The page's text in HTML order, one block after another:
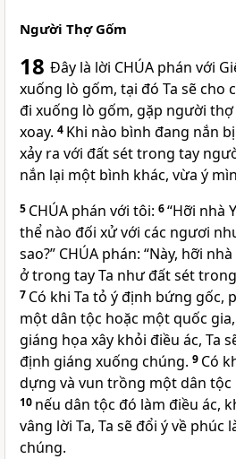
Người Thợ Gốm
18 Đây là lời CHÚA phán với
xuống lò gốm, tại đó Ta sẽ cho
đi xuống lò gốm, gặp người
xoay. 4 Khi nào bình đang nắn
xảy ra với đất sét trong tay
nắn lại một bình khác, vừa ý
5 CHÚA phán với tôi: 6“Hỡi nhà
thể nào đối xử với các ngươi
sao?” CHÚA phán: “Này, hỡi
ở trong tay Ta như đất sét
7 Có khi Ta tỏ ý định bứng gốc,
một dân tộc hoặc một quốc gia,
giáng họa xây khỏi điều ác, Ta
định giáng xuống chúng. 9 Có
dựng và vun trồng một dân tộc
10 nếu dân tộc đó làm điều ác,
vâng lời Ta, Ta sẽ đổi ý về phúc
chúng.